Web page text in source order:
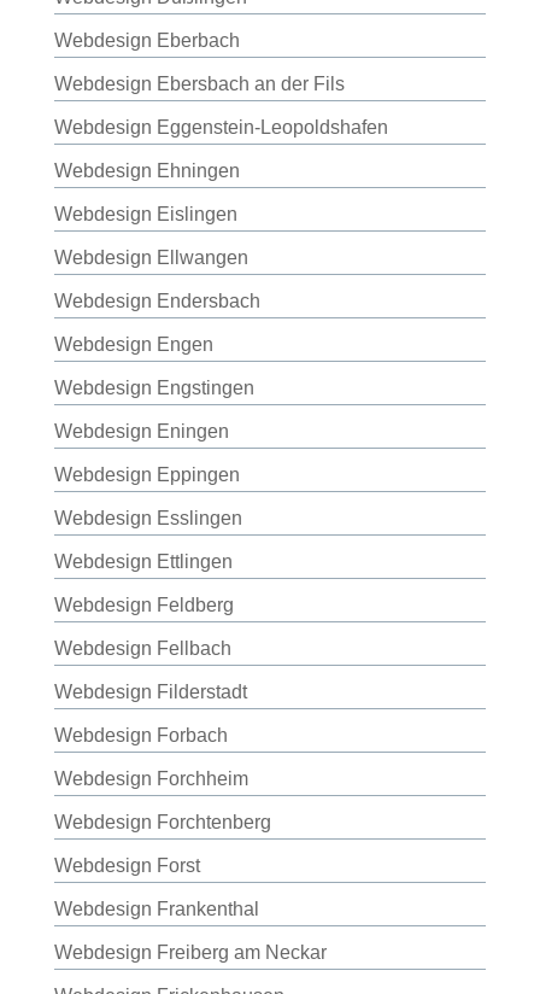
Webdesign Eberbach
Webdesign Ebersbach an der Fils
Webdesign Eggenstein-Leopoldshafen
Webdesign Ehningen
Webdesign Eislingen
Webdesign Ellwangen
Webdesign Endersbach
Webdesign Engen
Webdesign Engstingen
Webdesign Eningen
Webdesign Eppingen
Webdesign Esslingen
Webdesign Ettlingen
Webdesign Feldberg
Webdesign Fellbach
Webdesign Filderstadt
Webdesign Forbach
Webdesign Forchheim
Webdesign Forchtenberg
Webdesign Forst
Webdesign Frankenthal
Webdesign Freiberg am Neckar